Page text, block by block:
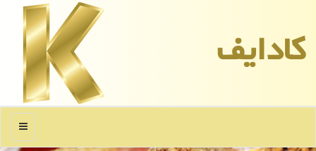
كادایف
منو